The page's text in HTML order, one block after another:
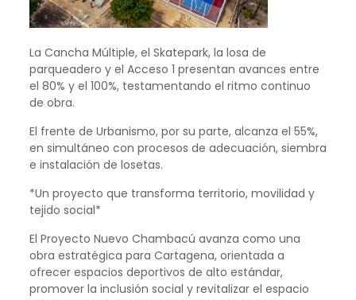
La Cancha Múltiple, el Skatepark, la losa de
parqueadero y el Acceso 1 presentan avances entre
el 80% y el 100%, testamentando el ritmo continuo
de obra.
El frente de Urbanismo, por su parte, alcanza el 55%,
en simultáneo con procesos de adecuación, siembra
e instalación de losetas.
*Un proyecto que transforma territorio, movilidad y
tejido social*
El Proyecto Nuevo Chambacú avanza como una
obra estratégica para Cartagena, orientada a
ofrecer espacios deportivos de alto estándar,
promover la inclusión social y revitalizar el espacio